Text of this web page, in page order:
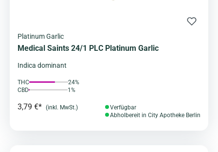
Platinum Garlic
Medical Saints 24/1 PLC Platinum Garlic
Indica dominant
THC
24%
CBD
1%
3,79 €* (inkl. MwSt.)
Verfügbar
Abholbereit in City Apotheke Berlin